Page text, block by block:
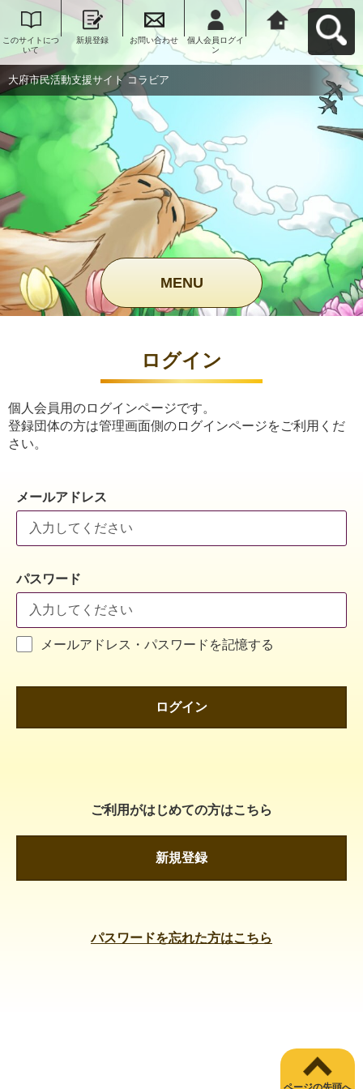
このサイトにつ
いて
新規登録 お問い合わせ
個人会員ログイ
ン
大府市民活動支
援サイト コラビ
アへ戻る
大府市民活動支援サイト コラビア
MENU
ログイン
個人会員用のログインページです。
登録団体の方は管理画面側のログインページをご利用くだ
さい。
メールアドレス
パスワード
メールアドレス・パスワードを記憶する
ログイン
ご利用がはじめての方はこちら
新規登録
パスワードを忘れた方はこちら